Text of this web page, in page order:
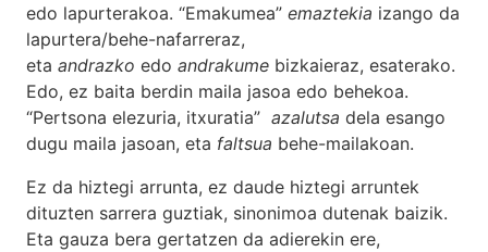
edo lapurterakoa. “Emakumea” emaztekia izango da
lapurtera/behe-nafarreraz,
eta andrazko edo andrakume bizkaieraz, esaterako.
Edo, ez baita berdin maila jasoa edo behekoa.
“Pertsona elezuria, itxuratia” azalutsa dela esango
dugu maila jasoan, eta faltsua behe-mailakoan.
Ez da hiztegi arrunta, ez daude hiztegi arruntek
dituzten sarrera guztiak, sinonimoa dutenak baizik.
Eta gauza bera gertatzen da adierekin ere,